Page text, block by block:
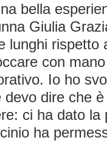
bella
Giulia
lunghi rispetto
con
Io ho
dire che
ci ha dato la
ha